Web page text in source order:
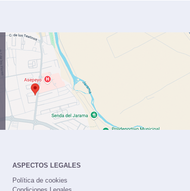
32.497 €
Seguridad y conducción